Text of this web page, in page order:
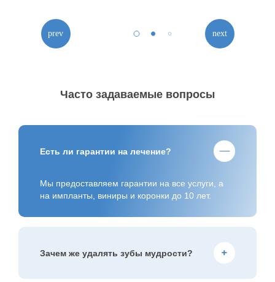
Часто задаваемые вопросы
Есть ли гарантии на лечение?
Мы предоставляем гарантии на все услуги, а
на импланты, виниры и коронки до 10 лет.
Зачем же удалять зубы мудрости?